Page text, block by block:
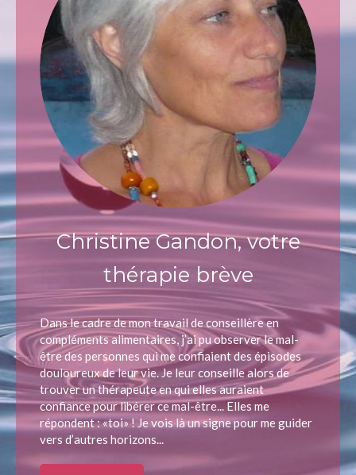
Christine Gandon, votre
thérapie brève
Dans le cadre de mon travail de conseillère en
compléments alimentaires, j’ai pu observer le mal-
être des personnes qui me confiaient des épisodes
douloureux de leur vie. Je leur conseille alors de
trouver un thérapeute en qui elles auraient
confiance pour libérer ce mal-être... Elles me
répondent : «toi» ! Je vois là un signe pour me guider
vers d’autres horizons...